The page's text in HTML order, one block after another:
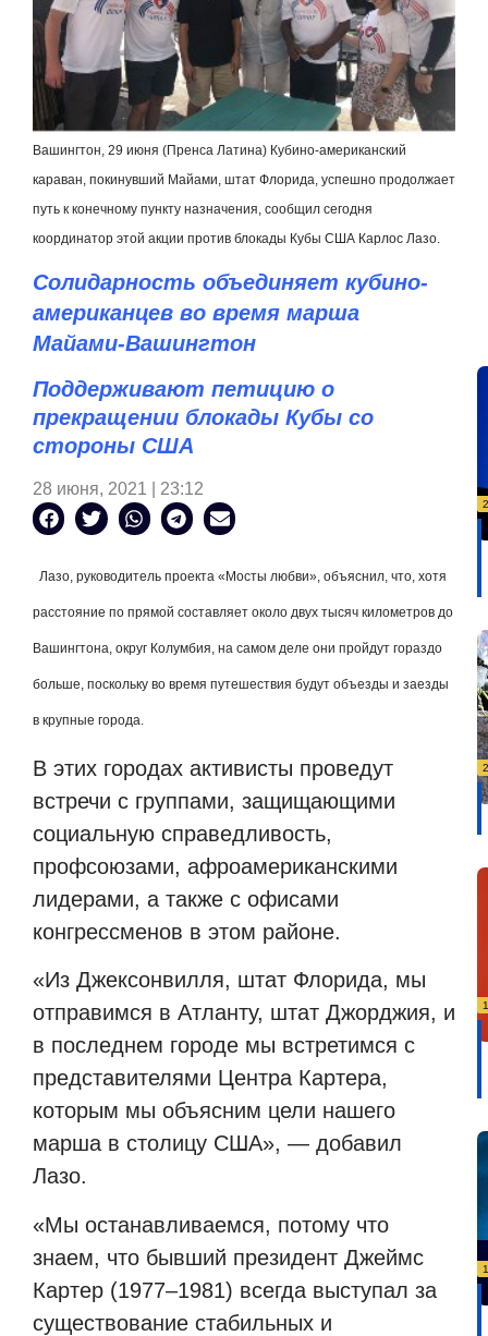
Вашингтон, 29 июня (Пренса Латина) Кубино-американский
караван, покинувший Майами, штат Флорида, успешно продолжает
путь к конечному пункту назначения, сообщил сегодня
координатор этой акции против блокады Кубы США Карлос Лазо.
Солидарность объединяет кубино-
американцев во время марша
Майами-Вашингтон
Поддерживают петицию о
прекращении блокады Кубы со
стороны США
28 июня, 2021 | 23:12
Лазо, руководитель проекта «Мосты любви», объяснил, что, хотя
расстояние по прямой составляет около двух тысяч километров до
Вашингтона, округ Колумбия, на самом деле они пройдут гораздо
больше, поскольку во время путешествия будут объезды и заезды
в крупные города.
В этих городах активисты проведут
встречи с группами, защищающими
социальную справедливость,
профсоюзами, афроамериканскими
лидерами, а также с офисами
конгрессменов в этом районе.
«Из Джексонвилля, штат Флорида, мы
отправимся в Атланту, штат Джорджия, и
в последнем городе мы встретимся с
представителями Центра Картера,
которым мы объясним цели нашего
марша в столицу США», — добавил
Лазо.
«Мы останавливаемся, потому что
знаем, что бывший президент Джеймс
Картер (1977–1981) всегда выступал за
существование стабильных и